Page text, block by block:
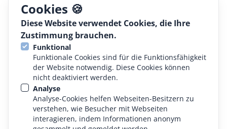
Cookies 🍪
Diese Website verwendet Cookies, die Ihre
Zustimmung brauchen.
Funktional
Funktionale Cookies sind für die Funktionsfähigkeit
der Website notwendig. Diese Cookies können
nicht deaktiviert werden.
Analyse
Analyse-Cookies helfen Webseiten-Besitzern zu
verstehen, wie Besucher mit Webseiten
interagieren, indem Informationen anonym
Rechtliches
Konformitätserklärung
Datenschutz
Impressum